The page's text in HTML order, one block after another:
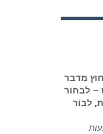
מדבר
– לבחור
לבוֹר